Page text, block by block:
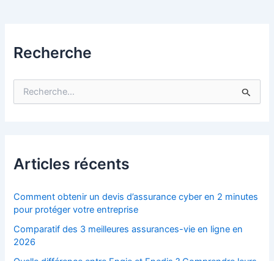
Recherche
c
h
r
Articles récents
Comment obtenir un devis d’assurance cyber en 2 minutes
pour protéger votre entreprise
Comparatif des 3 meilleures assurances-vie en ligne en
2026